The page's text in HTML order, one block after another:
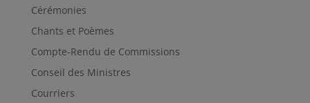
Cérémonies
Chants et Poèmes
Compte-Rendu de Commissions
Conseil des Ministres
Courriers